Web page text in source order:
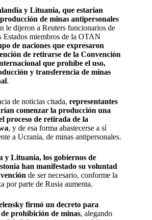
y Lituania, que estarían
de minas antipersonales
le dijeron a Reuters funcionarios de
Estados miembros de la OTAN
de naciones que expresaron
de retirarse de la Convención
que prohíbe el uso,
y transferencia de minas
.
de noticias citada, representantes
comenzar la producción una
proceso de retirada de la
, y de esa forma abastecerse a sí
a Ucrania, de minas antipersonales.
y Lituania, los gobiernos de
han manifestado su voluntad
de ser necesario, conforme la
por parte de Rusia aumenta.
firmó un decreto para
prohibición de minas, alegando